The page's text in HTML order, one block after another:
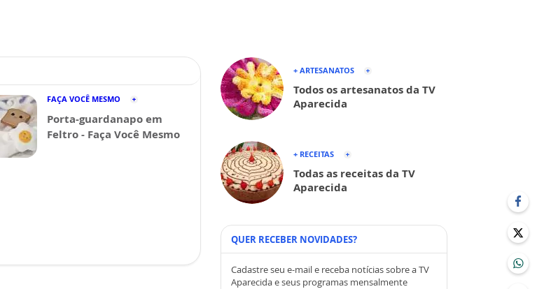
FAÇA VOCÊ MESMO
Porta-guardanapo em
Feltro - Faça Você Mesmo
+ ARTESANATOS
Todos os artesanatos da TV
Aparecida
+ RECEITAS
Todas as receitas da TV
Aparecida
QUER RECEBER NOVIDADES?
Cadastre seu e-mail e receba notícias sobre a TV
Aparecida e seus programas mensalmente